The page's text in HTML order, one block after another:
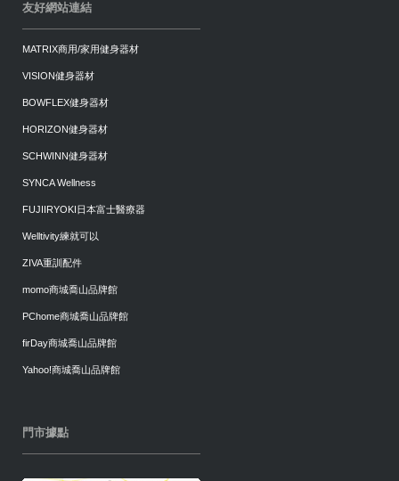
友好網站連結
MATRIX商用/家用健身器材
VISION健身器材
BOWFLEX健身器材
HORIZON健身器材
SCHWINN健身器材
SYNCA Wellness
FUJIIRYOKI日本富士醫療器
Welltivity練就可以
ZIVA重訓配件
momo商城喬山品牌館
PChome商城喬山品牌館
firDay商城喬山品牌館
Yahoo!商城喬山品牌館
門市據點